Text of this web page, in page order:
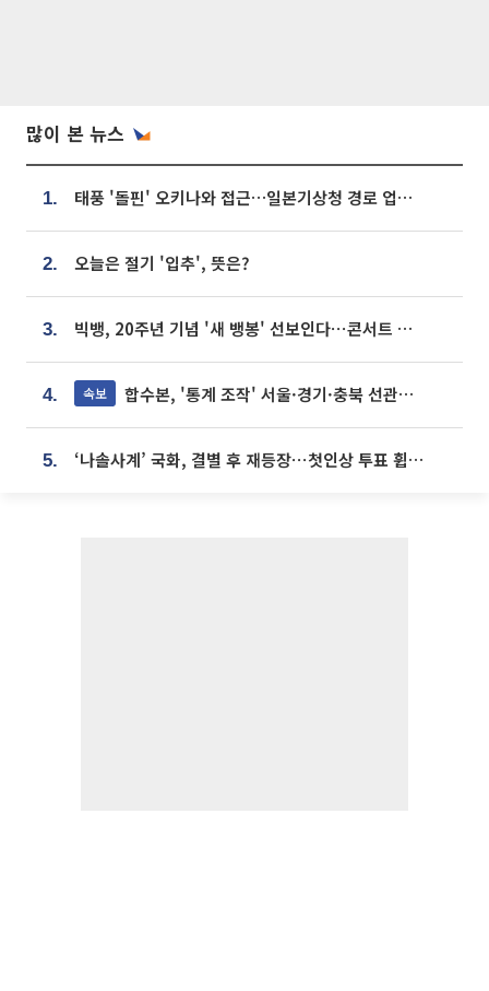
많이 본 뉴스
1. 태풍 '돌핀' 오키나와 접근…일본기상청 경로 업데이트
2. 오늘은 절기 '입추', 뜻은?
3. 빅뱅, 20주년 기념 '새 뱅봉' 선보인다⋯콘서트 앞두고 팝업 개최
4. 속보 합수본, '통계 조작' 서울·경기·충북 선관위 등 추가 압수수색
5. ‘나솔사계’ 국화, 결별 후 재등장⋯첫인상 투표 휩쓸고 ‘인기녀’ 등극